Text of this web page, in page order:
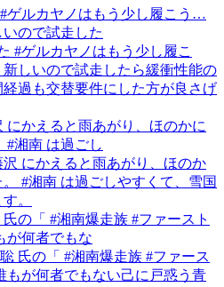
ゲルカヤノはもう少し履こう…
ので試走した
にかえると雨あがり、ほのかに
#湘南 は過ごし
の「 #湘南爆走族 #ファースト
が何者でもな